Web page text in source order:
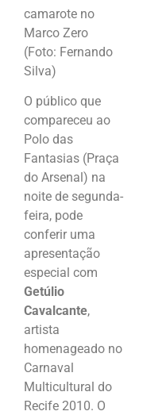
camarote no
Marco Zero
(Foto: Fernando
Silva)
O público que
compareceu ao
Polo das
Fantasias (Praça
do Arsenal) na
noite de segunda-
feira, pode
conferir uma
apresentação
especial com
Getúlio
Cavalcante,
artista
homenageado no
Carnaval
Multicultural do
Recife 2010. O